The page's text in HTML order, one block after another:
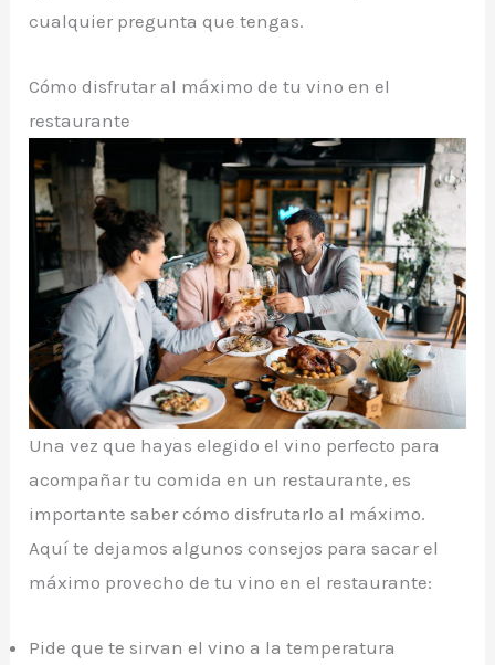
cualquier pregunta que tengas.
Cómo disfrutar al máximo de tu vino en el
restaurante
Una vez que hayas elegido el vino perfecto para
acompañar tu comida en un restaurante, es
importante saber cómo disfrutarlo al máximo.
Aquí te dejamos algunos consejos para sacar el
máximo provecho de tu vino en el restaurante:
Pide que te sirvan el vino a la temperatura